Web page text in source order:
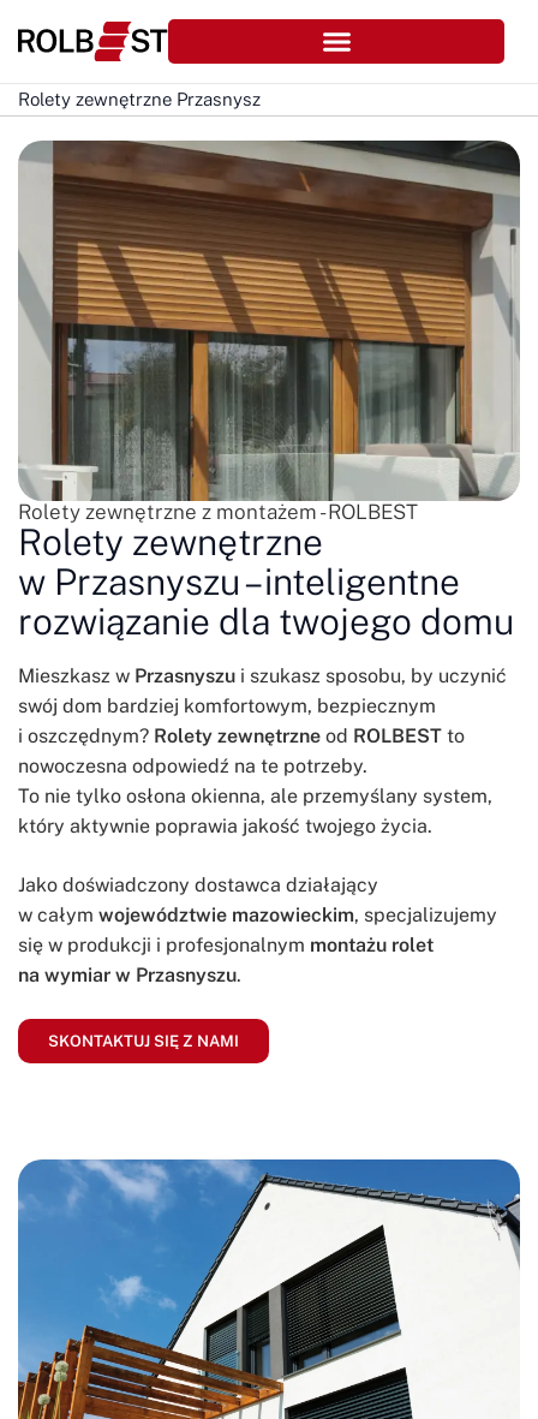
Rolety zewnętrzne Przasnysz
Rolety zewnętrzne z montażem - ROLBEST
Rolety zewnętrzne
w Przasnyszu – inteligentne
rozwiązanie dla twojego domu
Mieszkasz w Przasnyszu i szukasz sposobu, by uczynić
swój dom bardziej komfortowym, bezpiecznym
i oszczędnym? Rolety zewnętrzne od ROLBEST to
nowoczesna odpowiedź na te potrzeby.
To nie tylko osłona okienna, ale przemyślany system,
który aktywnie poprawia jakość twojego życia.
Jako doświadczony dostawca działający
w całym województwie mazowieckim, specjalizujemy
się w produkcji i profesjonalnym montażu rolet
na wymiar w Przasnyszu.
SKONTAKTUJ SIĘ Z NAMI